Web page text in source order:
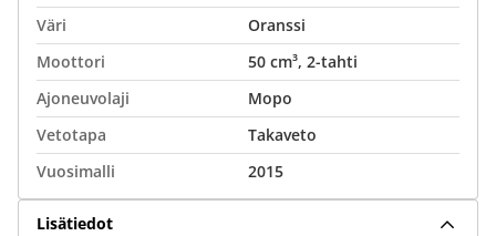
Väri
Oranssi
Moottori
50 cm³, 2-tahti
Ajoneuvolaji
Mopo
Vetotapa
Takaveto
Vuosimalli
2015
Lisätiedot